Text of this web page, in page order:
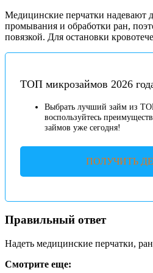
Медицинские перчатки надевают
промывания и обработки ран,
повязкой. Для остановки
ТОП микрозаймов 2026
Выбрать лучший займ из
воспользуйтесь
займов уже сегодня!
ПОЛУЧИТЬ
Правильный ответ
Надеть медицинские перчатки,
Смотрите еще: